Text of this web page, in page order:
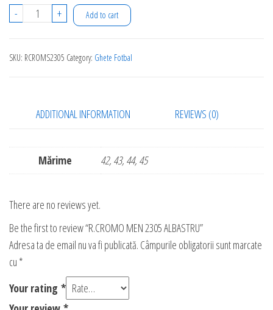
-
R.CROMO
ALBASTRU
+ Add to cart
SKU: RCROMS2305 Category: Ghete Fotbal
ADDITIONAL INFORMATION REVIEWS (0)
Mărime 42, 43, 44, 45
There are no reviews yet.
Be the first to review “R.CROMO MEN 2305 ALBASTRU”
Adresa ta de email nu va fi publicată. Câmpurile obligatorii sunt marcate
cu *
Your rating *